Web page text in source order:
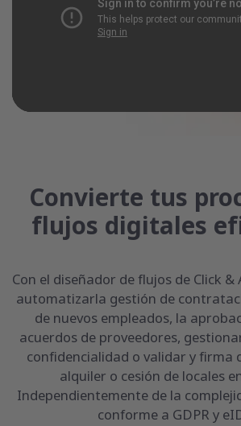
Convierte tus
flujos digitales
Con el diseñador de flujos de Click
automatizarla gestión de
de nuevos empleados, la
acuerdos de proveedores,
confidencialidad o validar y firma
alquiler o cesión de locales
Independientemente de la
conforme a GDPR y